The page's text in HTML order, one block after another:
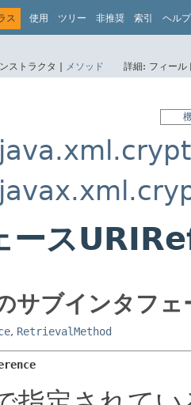
ス 使用 ツリー 非推奨 索引 ヘルプ
ストラクタ | メソッド 詳細: フィー
ース
サブインタフ
, RetrievalMethod